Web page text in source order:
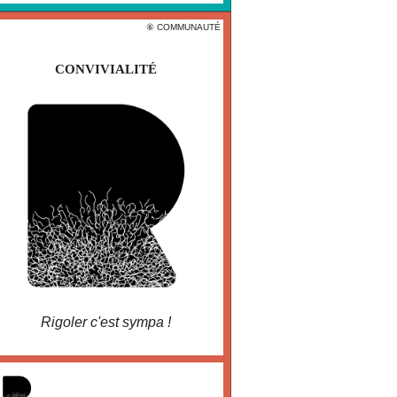
⑥ COMMUNAUTÉ
CONVIVIALITÉ
Rigoler c'est sympa !
⚫️
CONVIVIALITÉ
ceci est l'essentiel